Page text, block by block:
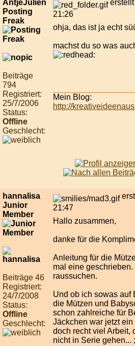
AntjeJulien
Posting
Freak
Beiträge
794
Registriert:
25/7/2006
Status:
Offline
Geschlecht:
erstellt
21:26
ohja, das ist ja echt
machst du so was
Mein Blog:
http://
hannalisa
Junior
Member
Beiträge 46
Registriert:
24/7/2008
Status:
Offline
Geschlecht:
21:47
Hallo zusammen,
danke für die
Anleitung für die
mal eine geschrieben.
raussuchen.
Und ob ich sowas auf
die Mützen und
schon zahlreiche für
Jäckchen war jetzt
doch recht viel Arbeit,
nicht in Serie gehen...